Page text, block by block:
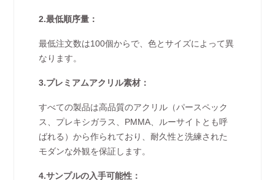
2.最低順序量：
最低注文数は100個からで、色とサイズによって異
なります。
3.プレミアムアクリル素材：
すべての製品は高品質のアクリル（パースペック
ス、プレキシガラス、PMMA、ルーサイトとも呼
ばれる）から作られており、耐久性と洗練された
モダンな外観を保証します。
4.サンプルの入手可能性：